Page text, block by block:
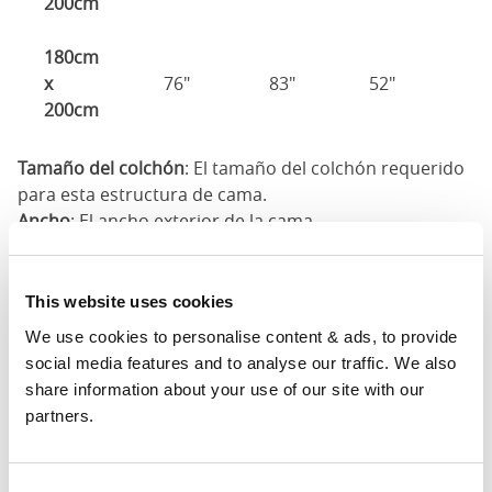
This website uses cookies
We use cookies to personalise content & ads, to provide
social media features and to analyse our traffic. We also
share information about your use of our site with our
partners.
180cm
x
200cm
76" 83" 52"
Tamaño del colchón: El tamaño del colchón requerido
para esta estructura de cama.
Ancho: El ancho exterior de la cama
Altura de la cabeza: La altura máxima de la cabecera
del marco de la cama
Altura del pie : La altura máxima de la pie del marco de
la cama
Estas dimensiones son las dimensiones exteriores del